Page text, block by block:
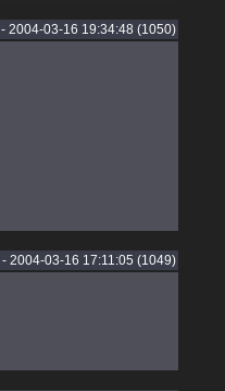
- 2004-03-16 19:34:48 (1050)
- 2004-03-16 17:11:05 (1049)